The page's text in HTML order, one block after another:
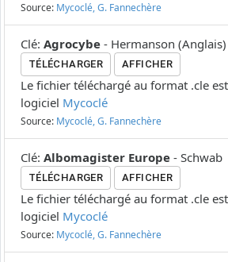
Source: Mycoclé, G. Fannechère
Clé: Agrocybe - Hermanson (Anglais)
TÉLÉCHARGER AFFICHER
Le fichier téléchargé au format .cle
logiciel Mycoclé
Source: Mycoclé, G. Fannechère
Clé: Albomagister Europe - Schwab
TÉLÉCHARGER AFFICHER
Le fichier téléchargé au format .cle
logiciel Mycoclé
Source: Mycoclé, G. Fannechère